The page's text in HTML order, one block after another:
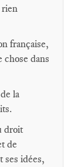
rien
française,
dans
la
droit
de
ses idées,